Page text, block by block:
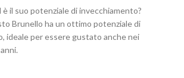
è il suo potenziale di invecchiamento?
Brunello ha un ottimo potenziale di
ideale per essere gustato anche nei